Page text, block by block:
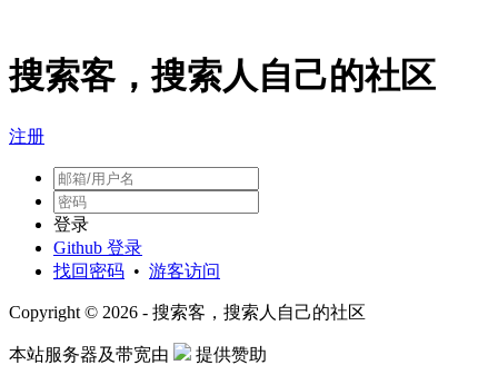
搜索客，搜索人自己的社区
注册
登录
Github 登录
找回密码 • 游客访问
Copyright © 2026 - 搜索客，搜索人自己的社区
本站服务器及带宽由 提供赞助